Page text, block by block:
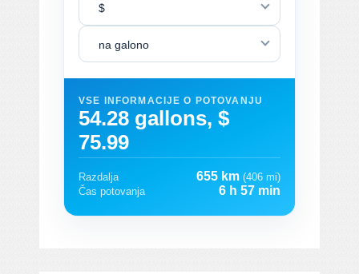
$
na galono
VSE INFORMACIJE O POTOVANJU
54.28 gallons, $
75.99
Razdalja 655 km (406 mi)
Čas potovanja
6 h 57 min